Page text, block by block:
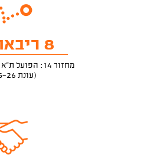
8 ריבאונדים
מחזור 14: הפועל ת"א נגד אליצור נתניה
(עונת 2025-26)